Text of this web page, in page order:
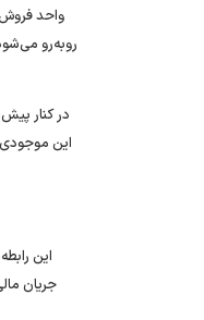
واحد فروش
روبه‌رو
در کنار
این موجودی
این
جریان